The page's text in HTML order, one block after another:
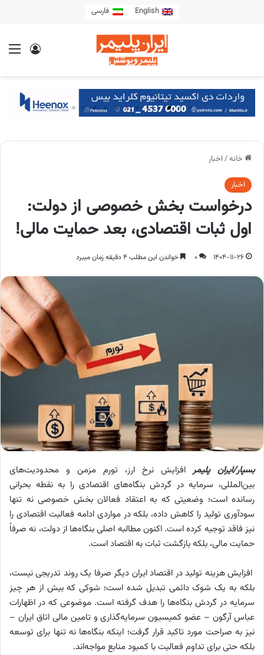
English فارسی
خانه/ اخبار
اخبار
درخواست بخش خصوصی از دولت:
اول ثبات اقتصادی، بعد حمایت مالی!
1404-11-26
0 خواندن این مطلب 4 دقیقه زمان میبرد
بسپار/ایران پلیمر افزایش نرخ ارز، تورم مزمن و محدودیت‌های
بین‌المللی، سرمایه در گردش بنگاه‌های اقتصادی را به نقطه بحرانی
رسانده است؛ وضعیتی که به اعتقاد فعالان بخش خصوصی نه‌ تنها
سودآوری تولید را کاهش داده، بلکه در مواردی ادامه فعالیت اقتصادی را
نیز فاقد توجیه کرده است. اکنون مطالبه اصلی بنگاه‌ها از دولت، نه صرفاً
حمایت مالی، بلکه بازگشت ثبات به اقتصاد است.
افزایش هزینه تولید در اقتصاد ایران دیگر صرفا یک روند تدریجی نیست،
بلکه به یک شوک دائمی تبدیل شده است؛ شوکی که بیش از هر چیز
سرمایه در گردش بنگاه‌ها را هدف گرفته است. موضوعی که در اظهارات
عباس آرگون – عضو کمیسیون سرمایه‌گذاری و تامین مالی اتاق ایران –
نیز به ‌صراحت مورد تاکید قرار گرفت؛ اینکه بنگاه‌ها نه ‌تنها برای توسعه
بلکه حتی برای تداوم فعالیت با کمبود منابع مواجه‌اند.